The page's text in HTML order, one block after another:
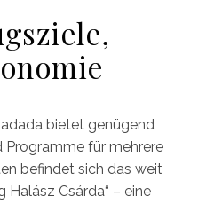
bietet genügend
Programme für mehrere
befindet sich das weit
Halász Csárda“ – eine